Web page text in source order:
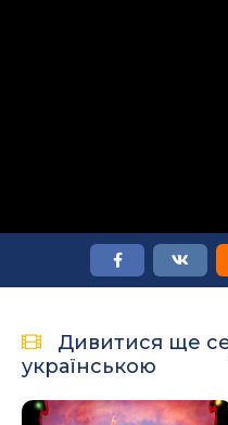
Дивитися ще
українською